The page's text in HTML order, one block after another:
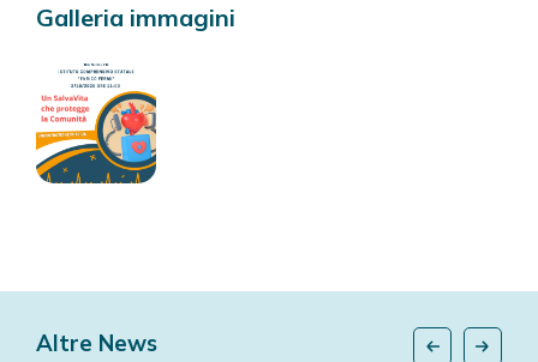
Galleria immagini
Altre News